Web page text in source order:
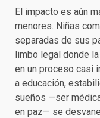
El impacto es aún
menores. Niñas
separadas de sus
limbo legal donde la
en un proceso casi
a educación,
sueños —ser
en paz— se